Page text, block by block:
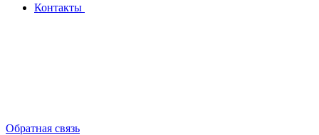
Контакты
Обратная связь